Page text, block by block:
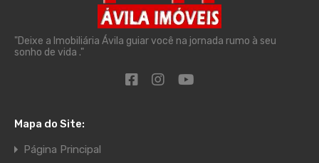
"Deixe a Imobiliária Ávila guiar você na jornada rumo à seu
sonho de vida ."
Mapa do Site:
Página Principal